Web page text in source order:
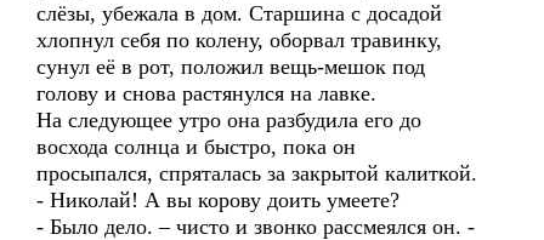
слёзы, убежала в дом. Старшина с досадой
хлопнул себя по колену, оборвал травинку,
сунул её в рот, положил вещь-мешок под
голову и снова растянулся на лавке.
На следующее утро она разбудила его до
восхода солнца и быстро, пока он
просыпался, спряталась за закрытой калиткой.
- Николай! А вы корову доить умеете?
- Было дело. – чисто и звонко рассмеялся он. -